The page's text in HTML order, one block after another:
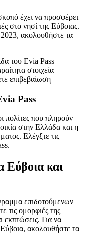
έχει να προσφέρει
στο νησί της Εύβοιας.
2023, ακολουθήστε τα
του Evia Pass
στοιχεία
επιβεβαίωση
Pass
πολίτες που πληρούν
στην Ελλάδα και η
Ελέγξτε τις
Εύβοια και
επιδοτούμενων
τις ομορφιές της
εκπτώσεις. Για να
ακολουθήστε τα